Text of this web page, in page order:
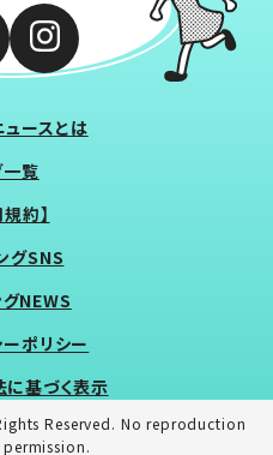
ースとは
一覧
約】
グSNS
NEWS
ポリシー
基づく表示
Reserved. No reproduction